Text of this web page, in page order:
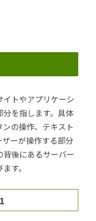
トやアプリケーシ
を指します。具体
の操作、テキスト
ーが操作する部分
後にあるサーバー
す。